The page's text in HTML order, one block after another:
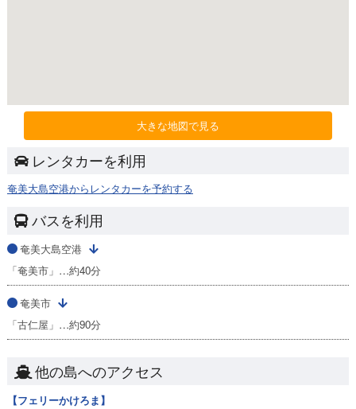
大きな地図で見る
レンタカーを利用
奄美大島空港からレンタカーを予約する
バスを利用
奄美大島空港
「奄美市」…約40分
奄美市
「古仁屋」…約90分
他の島へのアクセス
【フェリーかけろま】